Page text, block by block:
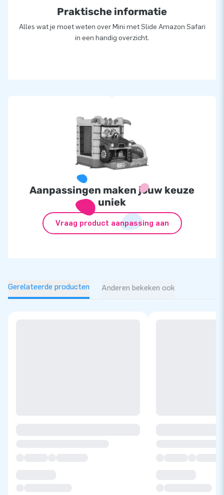
Praktische informatie
Alles wat je moet weten over Mini met Slide Amazon Safari
in een handig overzicht.
Aanpassingen maken jouw keuze
uniek
Vraag product aanpassing aan
Gerelateerde producten Anderen bekeken ook